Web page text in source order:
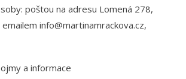
poštou na adresu Lomená 278,
info@martinamrackova.cz,
a informace